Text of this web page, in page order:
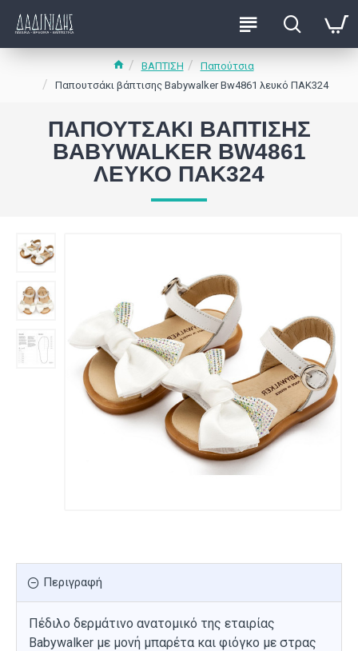
ΒΑΠΤΙΣΗ
Παπούτσια
Παπουτσάκι βάπτισης Babywalker Bw4861 λευκό ΠΑΚ324
ΠΑΠΟΥΤΣΆΚΙ ΒΆΠΤΙΣΗΣ
BABYWALKER BW4861
ΛΕΥΚΌ ΠΑΚ324
Περιγραφή
Πέδιλο δερμάτινο ανατομικό της εταιρίας
Babywalker με μονή μπαρέτα και φιόγκο με στρας